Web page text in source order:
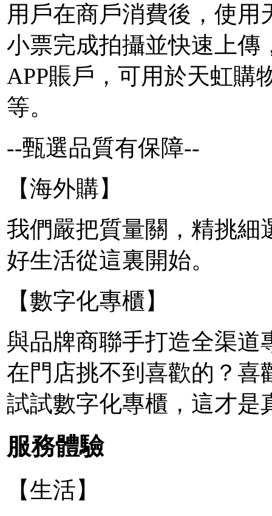
用戶在商戶消費後，使用
小票完成拍攝並快速上傳
APP賬戶，可用於天虹購
等。
--甄選品質有保障--
【海外購】
我們嚴把質量關，精挑細
好生活從這裏開始。
【數字化專櫃】
與品牌商聯手打造全渠道
在門店挑不到喜歡的？喜
試試數字化專櫃，這才是
服務體驗
【生活】